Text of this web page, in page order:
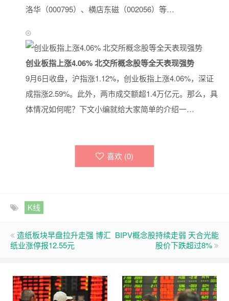
洛华（000795）、横店东磁（002056）等…
创业板指上涨4.06% 北交所概念股等全天表现强势
9月6日收盘，沪指涨1.12%，创业板指上涨4.06%，深证
成指涨2.59%。此外，两市成交额超1.4万亿元。那么，具
体情况如何呢？下文小编就给大家简单的介绍一…
喜欢 (0)
K线
造纸板块早盘拉升走强 博汇
纸业涨停报12.55元
BIPV概念股持续走弱 天合光能
股价下跌超过8%